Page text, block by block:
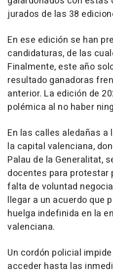
jurados de las 38
En ese edición se han
candidaturas, de las
Finalmente, este año
resultado ganadoras
anterior. La edición de
polémica al no haber
En las calles aledañas a
la capital valenciana,
Palau de la Generalitat,
docentes para protestar
falta de voluntad
llegar a un acuerdo que
huelga indefinida en la
valenciana.
Un cordón policial
acceder hasta las